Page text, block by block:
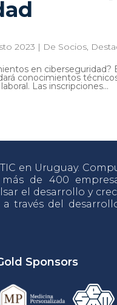
2023 | De Socios,
en ciberseguridad?
conocimientos
Las inscripciones...
en Uruguay.
de 400
el desarrollo y
través del
Sponsors